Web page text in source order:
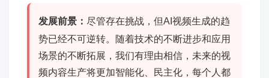
发展前景： 尽管存在挑战，但AI视频生成的趋
势已经不可逆转。随着技术的不断进步和应用
场景的不断拓展，我们有理由相信，未来的视
频内容生产将更加智能化、民主化，每个人都